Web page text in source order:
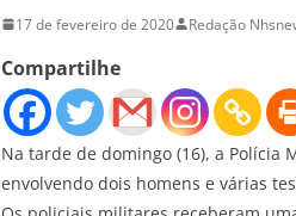
17 de fevereiro de 2020 Redação
Compartilhe
Na tarde de domingo (16), a Polícia
envolvendo dois homens e várias